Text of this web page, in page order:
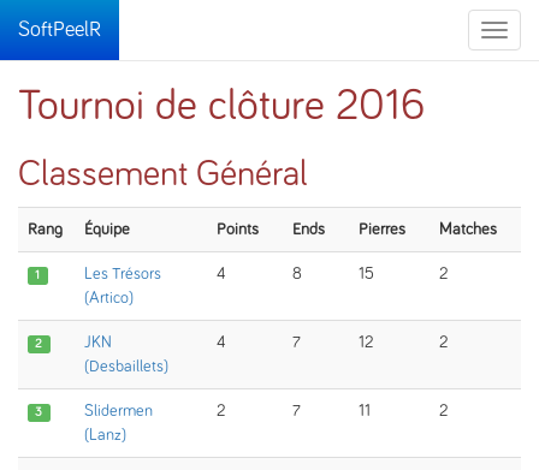
Toggle
SoftPeelR
Tournoi de clôture 2016
Classement Général
Rang Équipe Points Ends Pierres Matches
1
Les Trésors
(Artico)
4 8 15 2
2
JKN
(Desbaillets)
4 7 12 2
3
Slidermen
(Lanz)
2 7 11 2